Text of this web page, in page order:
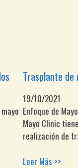
Trasplante de
19/10/2021
Enfoque de
Mayo Clinic
realización de
Leer Más >>